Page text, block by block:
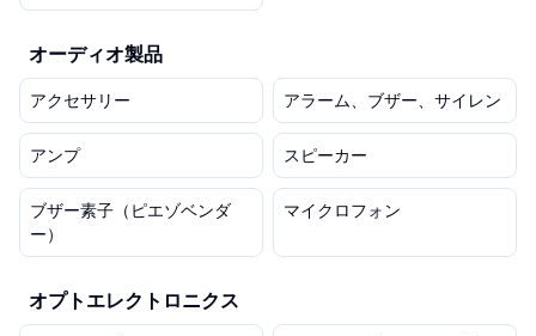
オーディオ製品
アクセサリー アラーム、ブザー、サイレン
アンプ スピーカー
ブザー素子（ピエゾベンダ
ー）
マイクロフォン
オプトエレクトロニクス